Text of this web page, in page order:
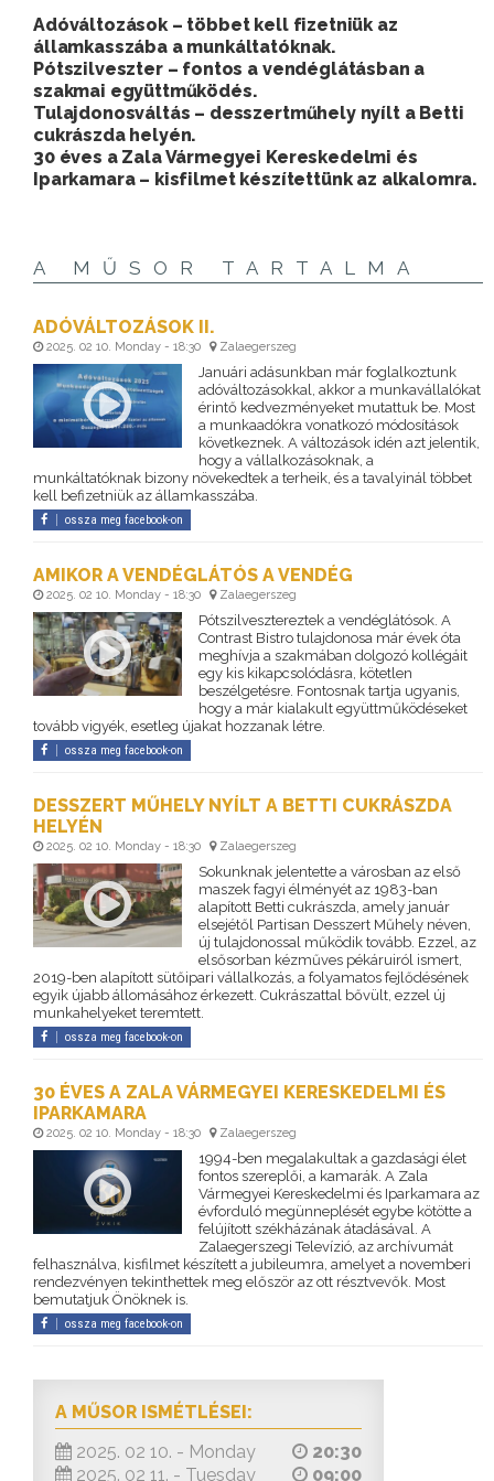
Adóváltozások – többet kell fizetniük az
államkasszába a munkáltatóknak.
Pótszilveszter – fontos a vendéglátásban a
szakmai együttműködés.
Tulajdonosváltás – desszertműhely nyílt a Betti
cukrászda helyén.
30 éves a Zala Vármegyei Kereskedelmi és
Iparkamara – kisfilmet készítettünk az alkalomra.
A MŰSOR TARTALMA
ADÓVÁLTOZÁSOK II.
2025. 02 10. Monday - 18:30 Zalaegerszeg
Januári adásunkban már foglalkoztunk
adóváltozásokkal, akkor a munkavállalókat
érintő kedvezményeket mutattuk be. Most
a munkaadókra vonatkozó módosítások
következnek. A változások idén azt jelentik,
hogy a vállalkozásoknak, a
munkáltatóknak bizony növekedtek a terheik, és a tavalyinál többet
kell befizetniük az államkasszába.
ossza meg facebook-on
AMIKOR A VENDÉGLÁTÓS A VENDÉG
2025. 02 10. Monday - 18:30 Zalaegerszeg
Pótszilvesztereztek a vendéglátósok. A
Contrast Bistro tulajdonosa már évek óta
meghívja a szakmában dolgozó kollégáit
egy kis kikapcsolódásra, kötetlen
beszélgetésre. Fontosnak tartja ugyanis,
hogy a már kialakult együttműködéseket
tovább vigyék, esetleg újakat hozzanak létre.
ossza meg facebook-on
DESSZERT MŰHELY NYÍLT A BETTI CUKRÁSZDA
HELYÉN
2025. 02 10. Monday - 18:30 Zalaegerszeg
Sokunknak jelentette a városban az első
maszek fagyi élményét az 1983-ban
alapított Betti cukrászda, amely január
elsejétől Partisan Desszert Műhely néven,
új tulajdonossal működik tovább. Ezzel, az
elsősorban kézműves pékáruiról ismert,
2019-ben alapított sütőipari vállalkozás, a folyamatos fejlődésének
egyik újabb állomásához érkezett. Cukrászattal bővült, ezzel új
munkahelyeket teremtett.
ossza meg facebook-on
30 ÉVES A ZALA VÁRMEGYEI KERESKEDELMI ÉS
IPARKAMARA
2025. 02 10. Monday - 18:30 Zalaegerszeg
1994-ben megalakultak a gazdasági élet
fontos szereplői, a kamarák. A Zala
Vármegyei Kereskedelmi és Iparkamara az
évforduló megünneplését egybe kötötte a
felújított székházának átadásával. A
Zalaegerszegi Televízió, az archívumát
felhasználva, kisfilmet készített a jubileumra, amelyet a novemberi
rendezvényen tekinthettek meg először az ott résztvevők. Most
bemutatjuk Önöknek is.
ossza meg facebook-on
A MŰSOR ISMÉTLÉSEI:
2025. 02 10. - Monday
20:30
2025. 02 11. - Tuesday
09:00